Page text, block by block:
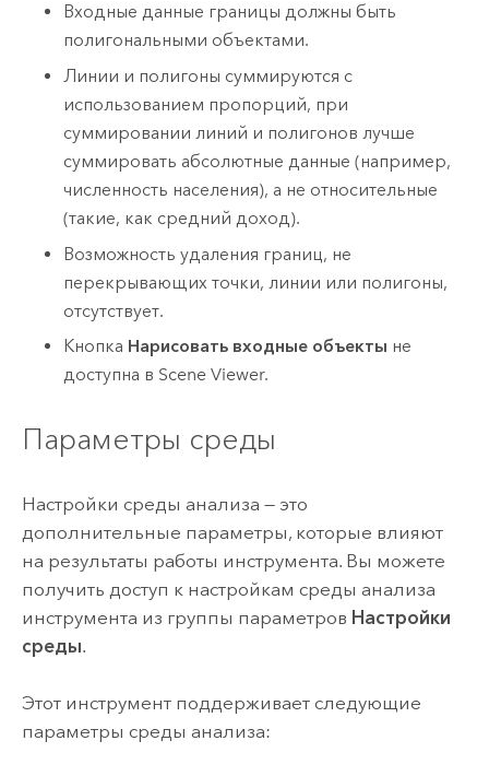
Входные данные границы должны быть
полигональными объектами.
Линии и полигоны суммируются с
использованием пропорций, при
суммировании линий и полигонов лучше
суммировать абсолютные данные (например,
численность населения), а не относительные
(такие, как средний доход).
Возможность удаления границ, не
перекрывающих точки, линии или полигоны,
отсутствует.
Кнопка Нарисовать входные объекты не
доступна в Scene Viewer.
Параметры среды
Настройки среды анализа — это
дополнительные параметры, которые влияют
на результаты работы инструмента. Вы можете
получить доступ к настройкам среды анализа
инструмента из группы параметров Настройки
среды.
Этот инструмент поддерживает следующие
параметры среды анализа: